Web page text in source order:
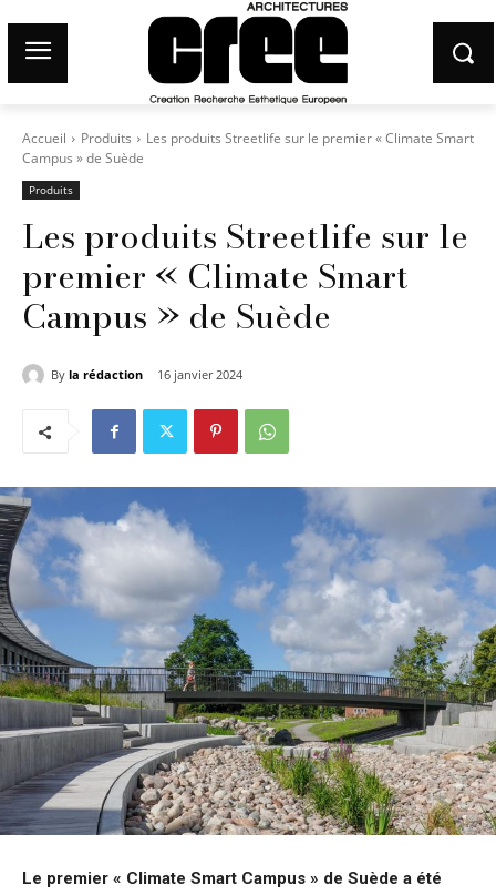
Accueil Produits
Les produits Streetlife sur le premier « Climate Smart
Campus » de Suède
Produits
Les produits Streetlife sur le
premier « Climate Smart
Campus » de Suède
By la rédaction 16 janvier 2024
Le premier « Climate Smart Campus » de Suède a été